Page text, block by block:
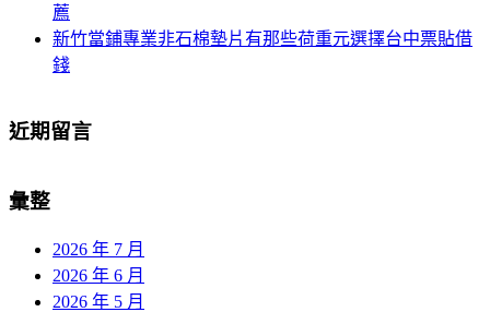
薦
新竹當鋪專業非石棉墊片有那些荷重元選擇台中票貼借
錢
近期留言
彙整
2026 年 7 月
2026 年 6 月
2026 年 5 月